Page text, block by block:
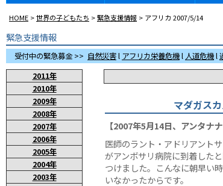
HOME >世界の子どもたち >緊急支援情報 > アフリカ 2007/5/14
緊急支援情報
受付中の緊急募金 >> 自然災害l アフリカ栄養危機l 人道危機l
2011年
2010年
2009年
2008年
2007年
2006年
2005年
2004年
2003年
マダガス
【2007年5月14日、アンタナナ
医師のラント・アドリアント
がアンボサリ病院に到着した
つけました。こんなに朝早い
いなかったからです。